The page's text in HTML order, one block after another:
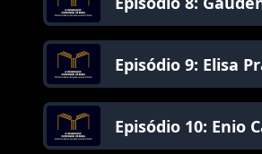
Episódio 9: Elisa
Episódio 10: Enio